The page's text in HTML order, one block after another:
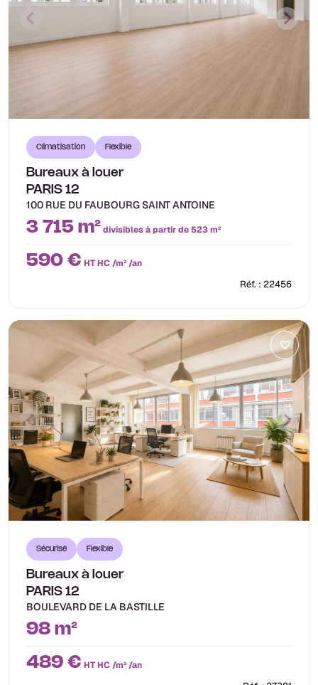
Climatisation Flexible
Bureaux à louer
PARIS 12
100 RUE DU FAUBOURG SAINT ANTOINE
3 715 m²divisibles à partir de 523 m²
590 € HT HC /m² /an
Réf. : 22456
Sécurisé Flexible
Bureaux à louer
PARIS 12
BOULEVARD DE LA BASTILLE
98 m²
489 € HT HC /m² /an